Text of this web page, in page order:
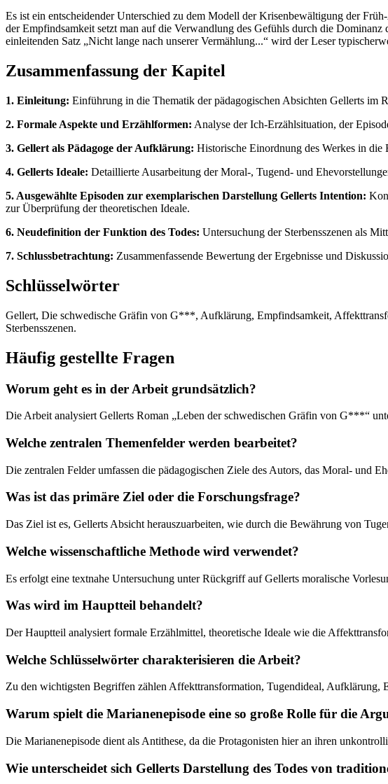
Es ist ein entscheidender Unterschied zu dem Modell der Krisenbewältigung der
der Empfindsamkeit setzt man auf die Verwandlung des Gefühls durch die
einleitenden Satz „Nicht lange nach unserer Vermählung...“ wird der Leser
Zusammenfassung der Kapitel
1. Einleitung: Einführung in die Thematik der pädagogischen Absichten Gellerts im
2. Formale Aspekte und Erzählformen: Analyse der Ich-Erzählsituation, der
3. Gellert als Pädagoge der Aufklärung: Historische Einordnung des Werkes in die
4. Gellerts Ideale: Detaillierte Ausarbeitung der Moral-, Tugend- und
5. Ausgewählte Episoden zur exemplarischen Darstellung Gellerts Intention:
zur Überprüfung der theoretischen Ideale.
6. Neudefinition der Funktion des Todes: Untersuchung der Sterbensszenen als
7. Schlussbetrachtung: Zusammenfassende Bewertung der Ergebnisse und
Schlüsselwörter
Gellert, Die schwedische Gräfin von G***, Aufklärung, Empfindsamkeit,
Sterbensszenen.
Häufig gestellte Fragen
Worum geht es in der Arbeit grundsätzlich?
Die Arbeit analysiert Gellerts Roman „Leben der schwedischen Gräfin von G***“
Welche zentralen Themenfelder werden bearbeitet?
Die zentralen Felder umfassen die pädagogischen Ziele des Autors, das Moral- und
Was ist das primäre Ziel oder die Forschungsfrage?
Das Ziel ist es, Gellerts Absicht herauszuarbeiten, wie durch die Bewährung von
Welche wissenschaftliche Methode wird verwendet?
Es erfolgt eine textnahe Untersuchung unter Rückgriff auf Gellerts moralische
Was wird im Hauptteil behandelt?
Der Hauptteil analysiert formale Erzählmittel, theoretische Ideale wie die
Welche Schlüsselwörter charakterisieren die Arbeit?
Zu den wichtigsten Begriffen zählen Affekttransformation, Tugendideal, Aufklärung,
Warum spielt die Marianenepisode eine so große Rolle für die
Die Marianenepisode dient als Antithese, da die Protagonisten hier an ihren
Wie unterscheidet sich Gellerts Darstellung des Todes von